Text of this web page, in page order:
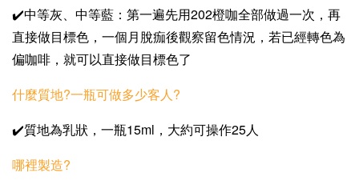
✔️中等灰、中等藍：第一遍先用202橙咖全部做過一次，再
直接做目標色，一個月脫痂後觀察留色情況，若已經轉色為
偏咖啡，就可以直接做目標色了
什麼質地?一瓶可做多少客人?
✔️質地為乳狀，一瓶15ml，大約可操作25人
哪裡製造?